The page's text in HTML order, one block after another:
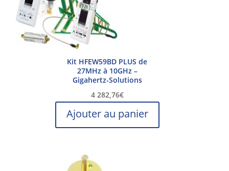
Kit HFEW59BD PLUS de
27MHz à 10GHz –
Gigahertz-Solutions
4 282,76€
Ajouter au panier